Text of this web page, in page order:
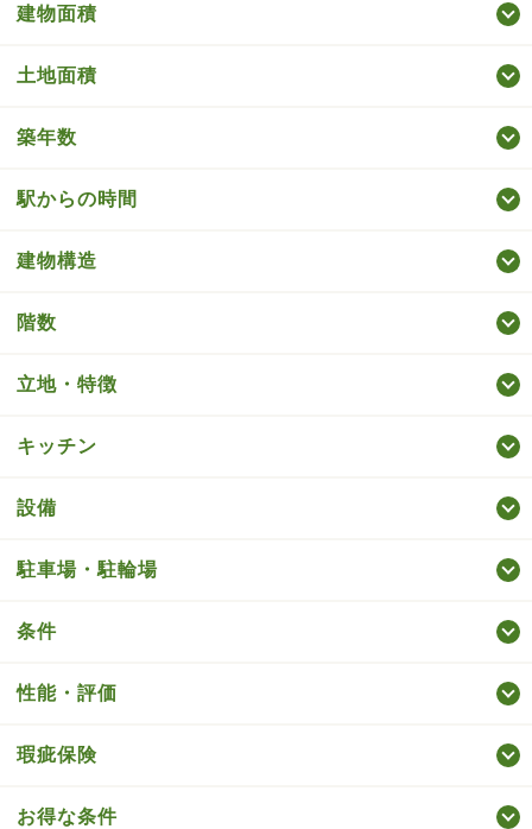
建物面積
土地面積
築年数
駅からの時間
建物構造
階数
立地・特徴
キッチン
設備
駐車場・駐輪場
条件
性能・評価
瑕疵保険
お得な条件